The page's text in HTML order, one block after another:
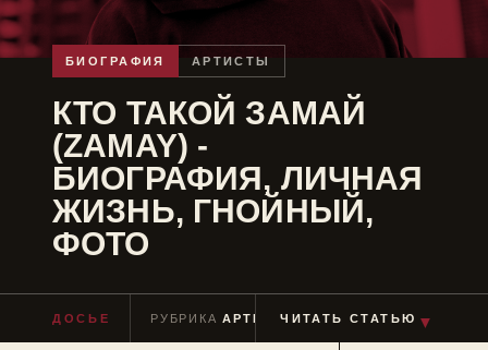
БИОГРАФИЯ АРТИСТЫ
КТО ТАКОЙ ЗАМАЙ
(ZAMAY) -
БИОГРАФИЯ, ЛИЧНАЯ
ЖИЗНЬ, ГНОЙНЫЙ,
ФОТО
ДОСЬЕ РУБРИКААРТИСТЫ ЧТЕНИЕ≈ 2 МИН
ЧИТАТЬ СТАТЬЮ ▼